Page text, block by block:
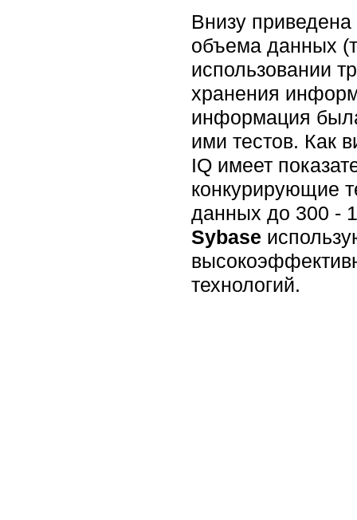
Внизу
объема данных
использовании
хранения
информация
ими тестов. Как
IQ имеет
конкурирующие
данных до 300 -
Sybase
технологий.